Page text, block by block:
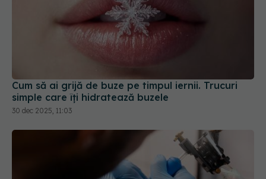
Cum să ai grijă de buze pe timpul iernii. Trucuri
simple care îți hidratează buzele